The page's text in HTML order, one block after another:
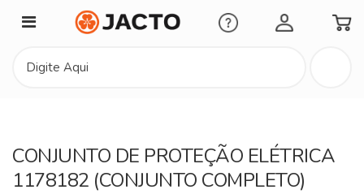
Minha Conta
CONJUNTO DE PROTEÇÃO ELÉTRICA
1178182 (CONJUNTO COMPLETO)